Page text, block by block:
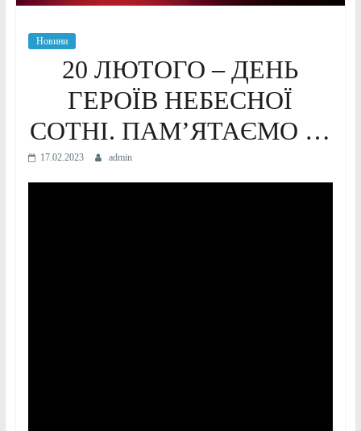
Новини
20 ЛЮТОГО – ДЕНЬ
ГЕРОЇВ НЕБЕСНОЇ
СОТНІ. ПАМ’ЯТАЄМО …
17.02.2023 admin